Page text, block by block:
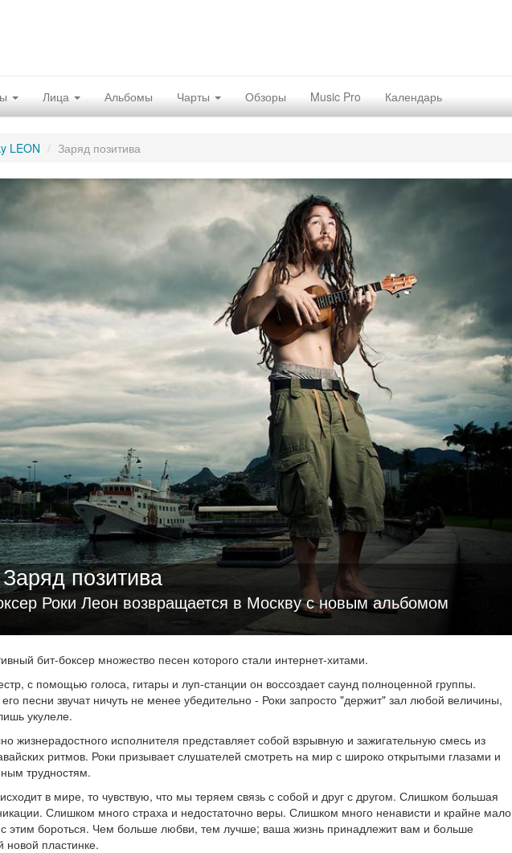
Лица Альбомы Чарты Обзоры Music Pro Календарь
LEON Заряд позитива
Заряд позитива
Роки Леон возвращается в Москву с новым альбомом
бит-боксер множество песен которого стали интернет-хитами.
с помощью голоса, гитары и луп-станции он воссоздает саунд полноценной группы.
песни звучат ничуть не менее убедительно - Роки запросто "держит" зал любой величины,
укулеле.
жизнерадостного исполнителя представляет собой взрывную и зажигательную смесь из
ритмов. Роки призывает слушателей смотреть на мир с широко открытыми глазами и
трудностям.
в мире, то чувствую, что мы теряем связь с собой и друг с другом. Слишком большая
Слишком много страха и недостаточно веры. Слишком много ненависти и крайне мало
этим бороться. Чем больше любви, тем лучше; ваша жизнь принадлежит вам и больше
новой пластинке.